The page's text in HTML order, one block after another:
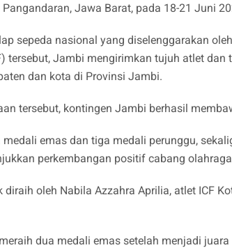
Jawa Barat, pada 18-21 Juni
sepeda nasional yang diselenggarakan
tersebut, Jambi mengirimkan tujuh atlet
dan kota di Provinsi Jambi.
tersebut, kontingen Jambi berhasil
medali emas dan tiga medali perunggu,
perkembangan positif cabang
diraih oleh Nabila Azzahra Aprilia, atlet ICF
dua medali emas setelah menjadi